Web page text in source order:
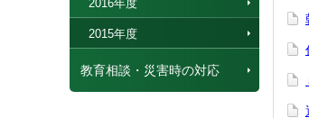
2016年度
2015年度
教育相談・災害時の対応